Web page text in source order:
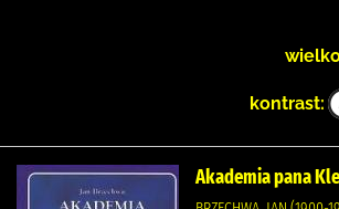
kontrast:
Akademia pana